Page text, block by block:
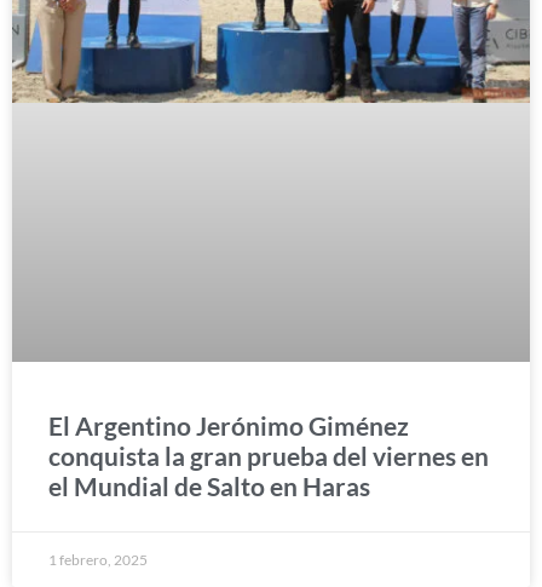
El Argentino Jerónimo Giménez
conquista la gran prueba del viernes en
el Mundial de Salto en Haras
1 febrero, 2025